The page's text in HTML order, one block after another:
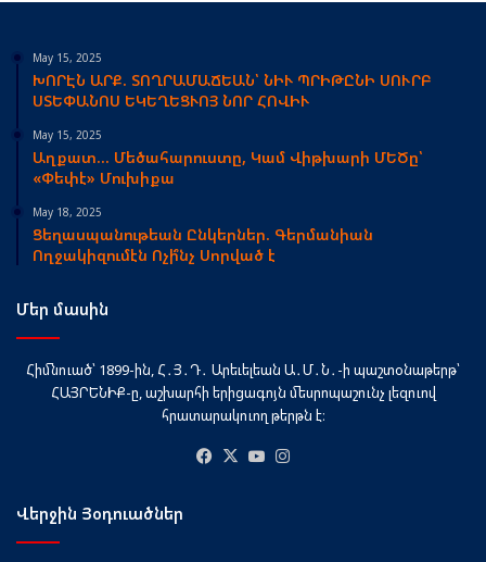
May 15, 2025
ԽՈՐԷՆ ԱՐՔ. ՏՈՂՐԱՄԱՃԵԱՆ՝ ՆԻՒ ՊՐԻԹԸՆԻ ՍՈՒՐԲ
ՍՏԵՓԱՆՈՍ ԵԿԵՂԵՑՒՈՅ ՆՈՐ ՀՈՎԻՒ
May 15, 2025
Աղքատ… Մեծահարուստը, Կամ Վիթխարի ՄԵԾը՝
«Փեփէ» Մուխիքա
May 18, 2025
Ցեղասպանութեան Ընկերներ. Գերմանիան
Ողջակիզումէն Ոչի՞նչ Սորված է
Մեր մասին
Հիմնուած՝ 1899-ին, Հ․Յ․Դ․ Արեւելեան Ա․Մ․Ն․-ի պաշտօնաթերթ՝
ՀԱՅՐԵՆԻՔ-ը, աշխարհի երիցագոյն մեսրոպաշունչ լեզուով
հրատարակուող թերթն է։
Facebook
X YouTube
Վերջին Յօդուածներ